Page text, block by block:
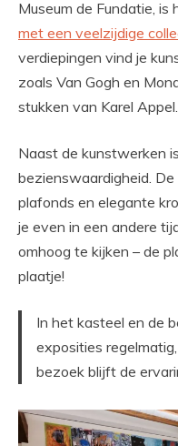
Museum de Fundatie,
met een veelzijdige
verdiepingen vind je
zoals Van Gogh en
stukken van Karel Appel.
Naast de kunstwerken
bezienswaardigheid.
plafonds en elegante
je even in een andere
omhoog te kijken – de
plaatje!
In het kasteel en de
exposities
bezoek blijft de